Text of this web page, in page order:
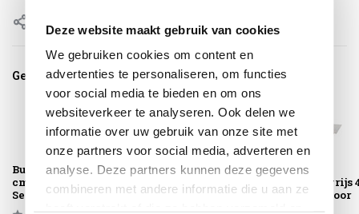
Deze website maakt gebruik van cookies
We gebruiken cookies om content en
advertenties te personaliseren, om functies
voor social media te bieden en om ons
websiteverkeer te analyseren. Ook delen we
informatie over uw gebruik van onze site met
onze partners voor social media, adverteren en
analyse. Deze partners kunnen deze gegevens
combineren met andere informatie die u aan ze
Gerelateerde producten
Buitenkleed 150
cm rond grijs 4
Seasons Outdoor
Buitenkleed 200
cm rond grijs 4
Seasons Outdoor
Buitenkleed
160x240 cm grijs
Seasons Outdoor